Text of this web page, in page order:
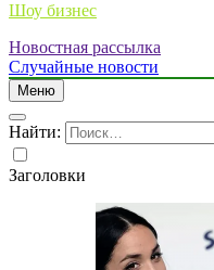
Шоу бизнес
Новостная рассылка
Случайные новости
Меню
Найти:
Заголовки